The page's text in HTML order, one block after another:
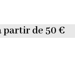
partir de 50 €